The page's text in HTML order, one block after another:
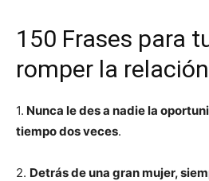
150 Frases para
romper la
1. Nunca le des a nadie la
tiempo dos veces.
2. Detrás de una gran mujer,